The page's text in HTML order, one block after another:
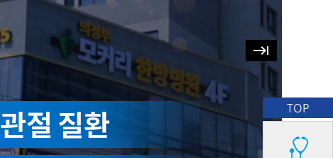
keyboard_tab
TOP